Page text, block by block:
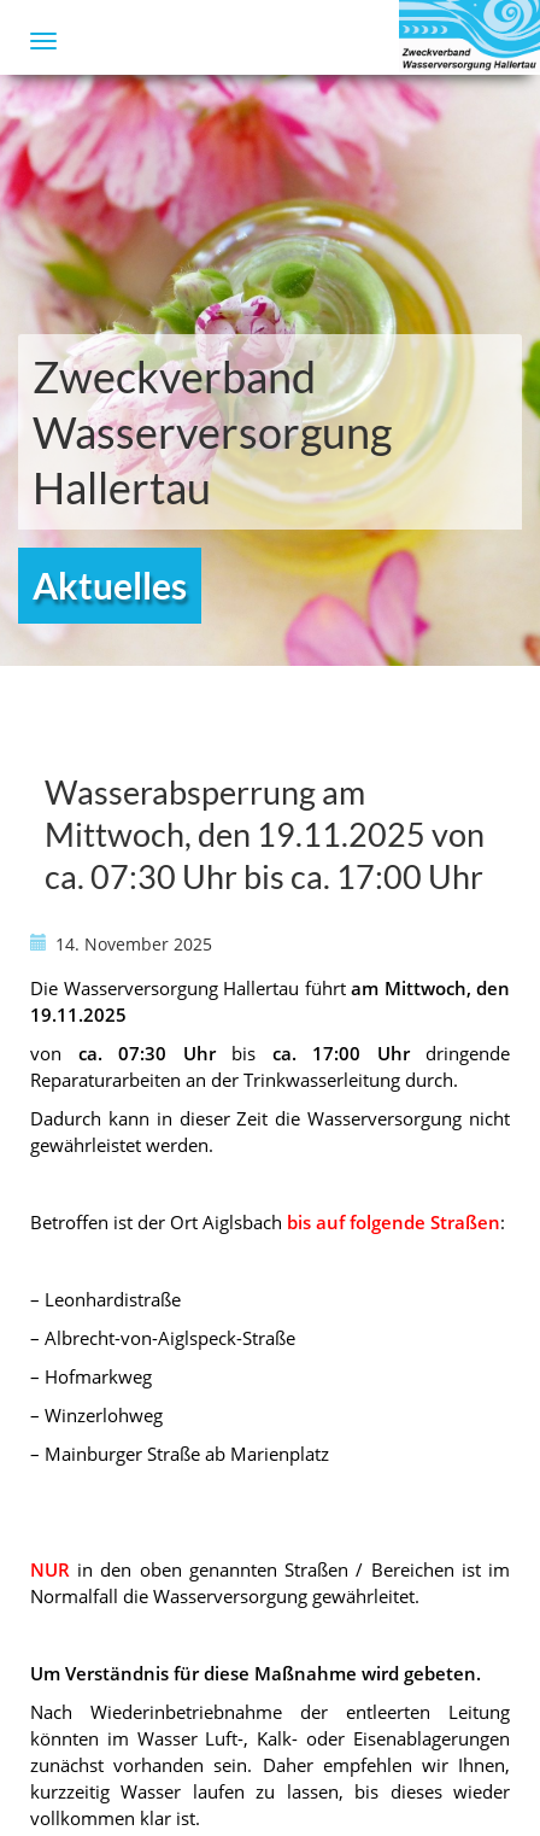
Zweckverband
Wasserversorgung
Hallertau
Aktuelles
Wasserabsperrung am
Mittwoch, den 19.11.2025 von
ca. 07:30 Uhr bis ca. 17:00 Uhr
14. November 2025
Die Wasserversorgung Hallertau führt am Mittwoch, den
19.11.2025
von ca. 07:30 Uhr bis ca. 17:00 Uhr dringende
Reparaturarbeiten an der Trinkwasserleitung durch.
Dadurch kann in dieser Zeit die Wasserversorgung nicht
gewährleistet werden.
Betroffen ist der Ort Aiglsbach bis auf folgende Straßen:
– Leonhardistraße
– Albrecht-von-Aiglspeck-Straße
– Hofmarkweg
– Winzerlohweg
– Mainburger Straße ab Marienplatz
NUR in den oben genannten Straßen / Bereichen ist im
Normalfall die Wasserversorgung gewährleitet.
Um Verständnis für diese Maßnahme wird gebeten.
Nach Wiederinbetriebnahme der entleerten Leitung
könnten im Wasser Luft-, Kalk- oder Eisenablagerungen
zunächst vorhanden sein. Daher empfehlen wir Ihnen,
kurzzeitig Wasser laufen zu lassen, bis dieses wieder
vollkommen klar ist.